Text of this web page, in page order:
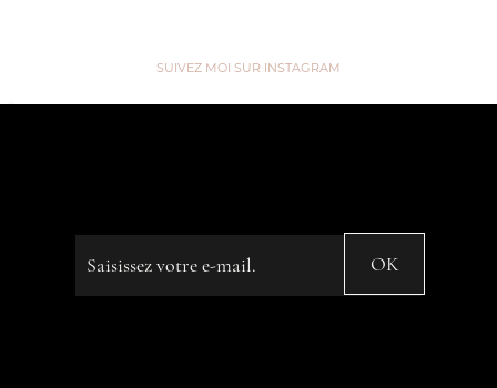
SUIVEZ MOI SUR INSTAGRAM
© 2023 by Name of Site. Created on
OK